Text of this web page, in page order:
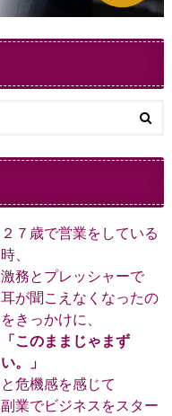
２７歳で営業をしている
時、
激務とプレッシャーで
耳が聞こえなくなったの
をきっかけに、
「このままじゃまず
い。」
と危機感を感じて
副業でビジネスをスター